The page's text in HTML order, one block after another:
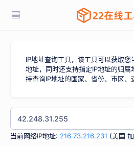
IP地址查询工具，该工具可以获取您
地址，同时还支持指定IP地址的归属
持查询IP地址的国家、省份、市区、
当前网络IP地址: 216.73.216.231 (美国